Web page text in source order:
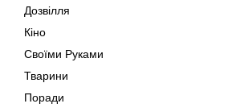
Дозвілля
Кіно
Своїми Руками
Тварини
Поради